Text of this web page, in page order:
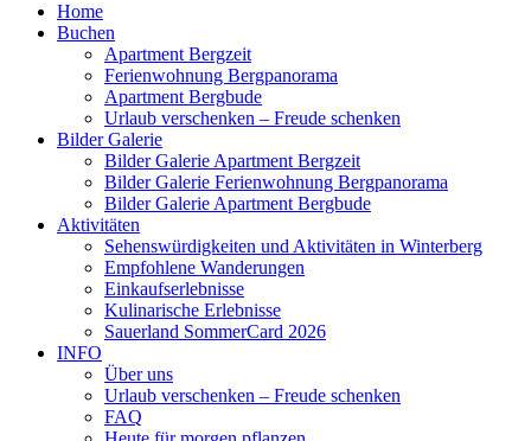
Home
Buchen
Apartment Bergzeit
Ferienwohnung Bergpanorama
Apartment Bergbude
Urlaub verschenken – Freude schenken
Bilder Galerie
Bilder Galerie Apartment Bergzeit
Bilder Galerie Ferienwohnung Bergpanorama
Bilder Galerie Apartment Bergbude
Aktivitäten
Sehenswürdigkeiten und Aktivitäten in Winterberg
Empfohlene Wanderungen
Einkaufserlebnisse
Kulinarische Erlebnisse
Sauerland SommerCard 2026
INFO
Über uns
Urlaub verschenken – Freude schenken
FAQ